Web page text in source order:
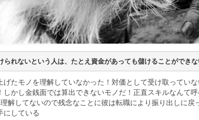
られないという人は、たとえ資金があっても儲けることができな
げたモノを理解していなかった！対価として受け取ってい
しかし金銭面では算出できないモノだ！正直スキルなんて
解してないので残念なことに彼は転職により振り出しに
にしている